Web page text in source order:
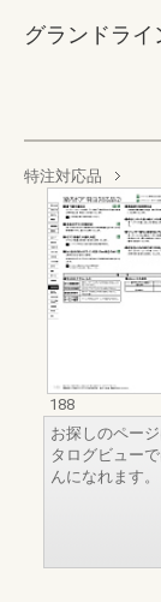
グランドラ
特注対応品
188
お探しのペー
タログビュー
んになれます。